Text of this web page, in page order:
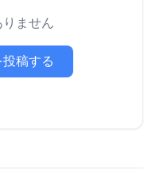
りません
稿する